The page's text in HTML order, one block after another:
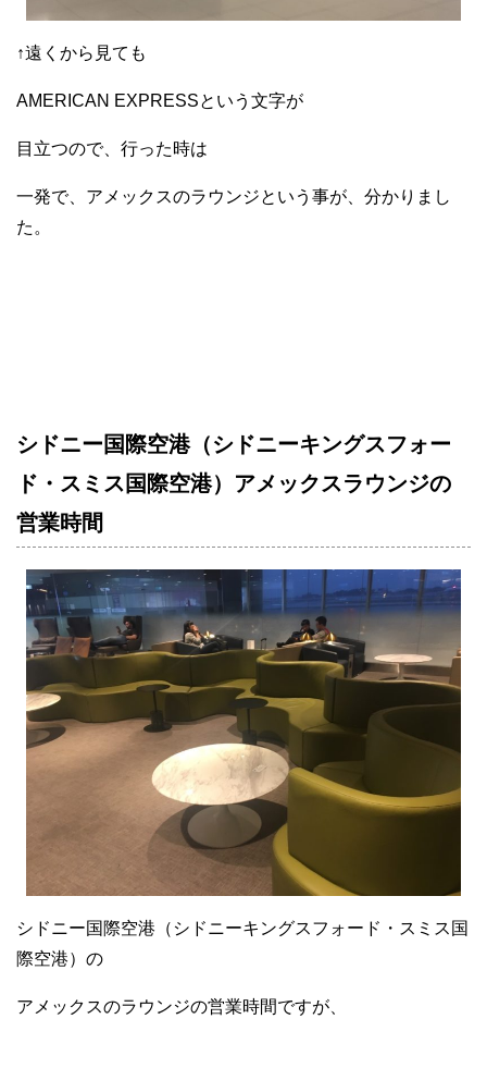
↑遠くから見ても
AMERICAN EXPRESSという文字が
目立つので、行った時は
一発で、アメックスのラウンジという事が、分かりまし
た。
シドニー国際空港（シドニーキングスフォー
ド・スミス国際空港）アメックスラウンジの
営業時間
シドニー国際空港（シドニーキングスフォード・スミス国
際空港）の
アメックスのラウンジの営業時間ですが、